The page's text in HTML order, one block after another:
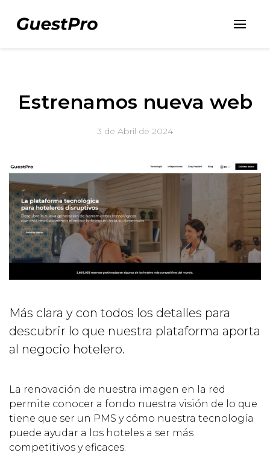
Estrenamos nueva web
3 de Abril de 2024
Más clara y con todos los detalles para
descubrir lo que nuestra plataforma aporta
al negocio hotelero.
La renovación de nuestra imagen en la red
permite conocer a fondo nuestra visión de lo que
tiene que ser un PMS y cómo nuestra tecnología
puede ayudar a los hoteles a ser más
competitivos y eficaces.